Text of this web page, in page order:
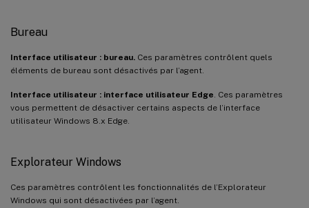
Bureau
Interface utilisateur : bureau. Ces paramètres contrôlent quels
éléments de bureau sont désactivés par l’agent.
Interface utilisateur : interface utilisateur Edge . Ces paramètres
vous permettent de désactiver certains aspects de l’interface
utilisateur Windows 8.x Edge.
Explorateur Windows
Ces paramètres contrôlent les fonctionnalités de l’Explorateur
Windows qui sont désactivées par l’agent.